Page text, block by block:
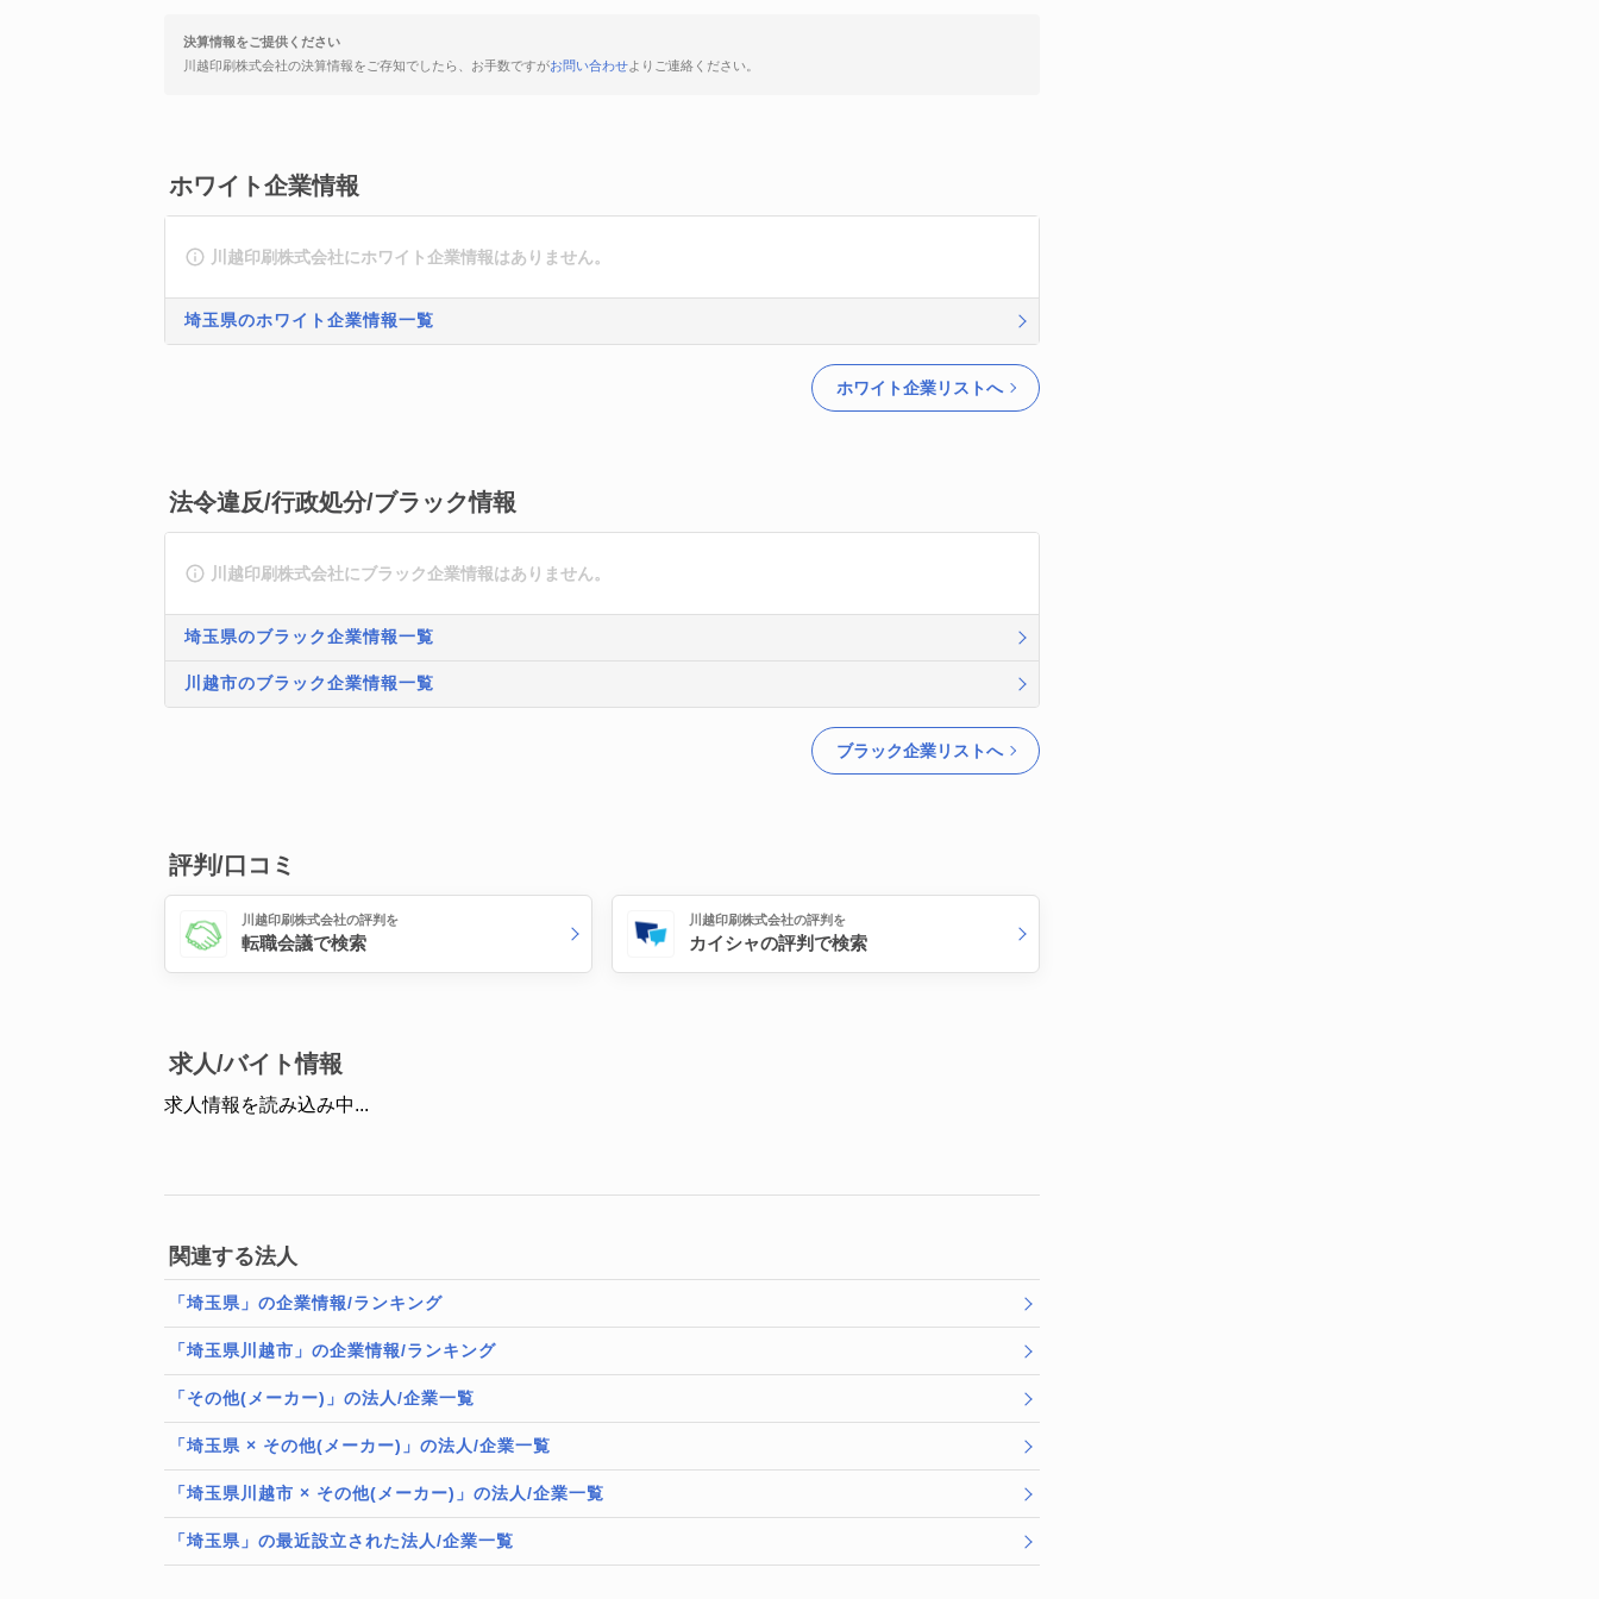
決算情報をご提供ください
川越印刷株式会社の決算情報をご存知でしたら、お手数ですがお問い合わせよりご連絡ください。
ホワイト企業情報
川越印刷株式会社にホワイト企業情報はありません。
埼玉県のホワイト企業情報一覧
ホワイト企業リストへ
法令違反/行政処分/ブラック情報
川越印刷株式会社にブラック企業情報はありません。
埼玉県のブラック企業情報一覧
川越市のブラック企業情報一覧
ブラック企業リストへ
評判/口コミ
川越印刷株式会社の評判を
転職会議で検索
川越印刷株式会社の評判を
カイシャの評判で検索
求人/バイト情報
求人情報を読み込み中...
関連する法人
「埼玉県」の企業情報/ランキング
「埼玉県川越市」の企業情報/ランキング
「その他(メーカー)」の法人/企業一覧
「埼玉県 × その他(メーカー)」の法人/企業一覧
「埼玉県川越市 × その他(メーカー)」の法人/企業一覧
「埼玉県」の最近設立された法人/企業一覧